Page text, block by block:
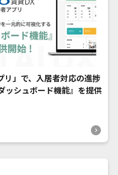
リ」で、入居者対応の進捗
ッシュボード機能』を提供